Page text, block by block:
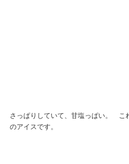
さっぱりしていて、甘塩っぱい。 こ
のアイスです。